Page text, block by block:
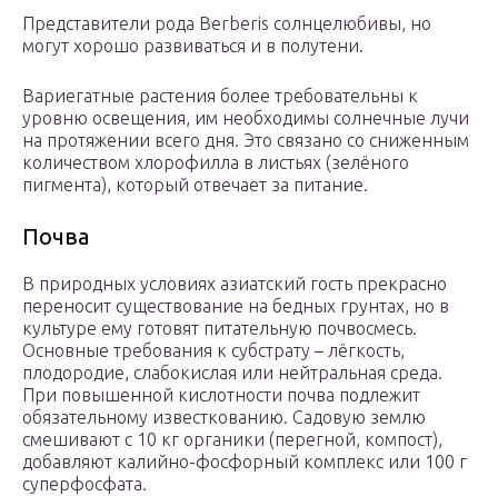
Представители рода Berberis солнцелюбивы, но
могут хорошо развиваться и в полутени.
Вариегатные растения более требовательны к
уровню освещения, им необходимы солнечные лучи
на протяжении всего дня. Это связано со сниженным
количеством хлорофилла в листьях (зелёного
пигмента), который отвечает за питание.
Почва
В природных условиях азиатский гость прекрасно
переносит существование на бедных грунтах, но в
культуре ему готовят питательную почвосмесь.
Основные требования к субстрату – лёгкость,
плодородие, слабокислая или нейтральная среда.
При повышенной кислотности почва подлежит
обязательному известкованию. Садовую землю
смешивают с 10 кг органики (перегной, компост),
добавляют калийно-фосфорный комплекс или 100 г
суперфосфата.